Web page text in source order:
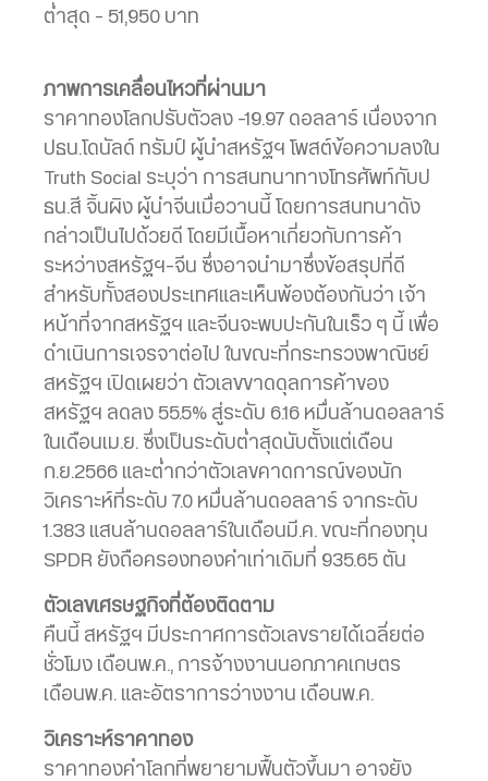
ต่ำสุด – 51,950 บาท
ภาพการเคลื่อนไหวที่ผ่านมา
ราคาทองโลกปรับตัวลง -19.97 ดอลลาร์ เนื่องจาก
ปธน.โดนัลด์ ทรัมป์ ผู้นำสหรัฐฯ โพสต์ข้อความลงใน
Truth Social ระบุว่า การสนทนาทางโทรศัพท์กับป
ธน.สี จิ้นผิง ผู้นำจีนเมื่อวานนี้ โดยการสนทนาดัง
กล่าวเป็นไปด้วยดี โดยมีเนื้อหาเกี่ยวกับการค้า
ระหว่างสหรัฐฯ-จีน ซึ่งอาจนำมาซึ่งข้อสรุปที่ดี
สำหรับทั้งสองประเทศและเห็นพ้องต้องกันว่า เจ้า
หน้าที่จากสหรัฐฯ และจีนจะพบปะกันในเร็ว ๆ นี้ เพื่อ
ดำเนินการเจรจาต่อไป ในขณะที่กระทรวงพาณิชย์
สหรัฐฯ เปิดเผยว่า ตัวเลขขาดดุลการค้าของ
สหรัฐฯ ลดลง 55.5% สู่ระดับ 6.16 หมื่นล้านดอลลาร์
ในเดือนเม.ย. ซึ่งเป็นระดับต่ำสุดนับตั้งแต่เดือน
ก.ย.2566 และต่ำกว่าตัวเลขคาดการณ์ของนัก
วิเคราะห์ที่ระดับ 7.0 หมื่นล้านดอลลาร์ จากระดับ
1.383 แสนล้านดอลลาร์ในเดือนมี.ค. ขณะที่กองทุน
SPDR ยังถือครองทองคำเท่าเดิมที่ 935.65 ตัน
ตัวเลขเศรษฐกิจที่ต้องติดตาม
คืนนี้ สหรัฐฯ มีประกาศการตัวเลขรายได้เฉลี่ยต่อ
ชั่วโมง เดือนพ.ค., การจ้างงานนอกภาคเกษตร
เดือนพ.ค. และอัตราการว่างงาน เดือนพ.ค.
วิเคราะห์ราคาทอง
ราคาทองคำโลกที่พยายามฟื้นตัวขึ้นมา อาจยัง